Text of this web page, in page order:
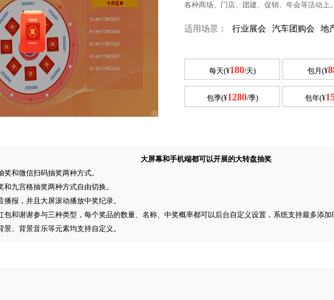
各种商场、门店、团建、促销、年会等活动上。
适用场景： 行业展会 汽车团购会 地
每天(¥180/天) 包月(¥
包季(¥1280/季) 包年(¥
大屏幕和手机端都可以开展的大转盘抽奖
和微信扫码抽奖两种方式。
九宫格抽奖两种方式自由切换。
报，并且大屏滚动播放中奖纪录。
包和谢谢参与三种类型，每个奖品的数量、名称、中奖概率都可以后台自定义设置，系统支持最多添加8
、背景音乐等元素均支持自定义。